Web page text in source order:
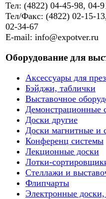
Тел: (4822) 04-45-98, 04-
Тел/Факс: (4822) 02-15-
02-34-67
E-mail: info@expotver.ru
Оборудование для
Аксессуары для
Бэйджи, таблички
Выставочное
Демонстрационные
Доски другие
Доски магнитные и
Конференц системы
Лекционные доски
Лотки-
Стеллажи и
Флипчарты
Электронные